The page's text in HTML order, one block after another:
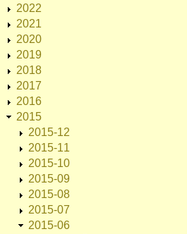
2022
2021
2020
2019
2018
2017
2016
2015
2015-12
2015-11
2015-10
2015-09
2015-08
2015-07
2015-06